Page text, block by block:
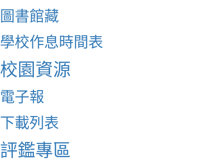
圖書館藏
學校作息時間表
校園資源
電子報
下載列表
評鑑專區